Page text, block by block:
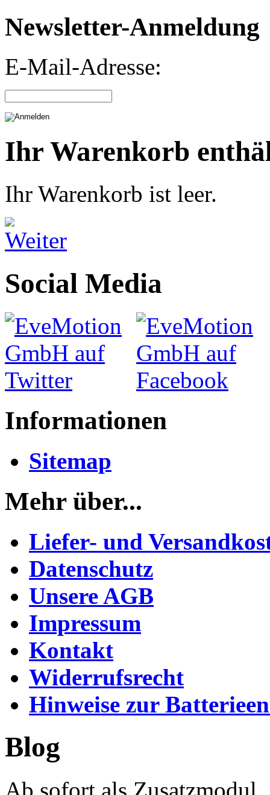
Newsletter-Anmeldung
E-Mail-Adresse:
Ihr Warenkorb
Ihr Warenkorb ist leer.
Social Media
Informationen
Sitemap
Mehr über...
Liefer- und
Datenschutz
Unsere AGB
Impressum
Kontakt
Widerrufsrecht
Hinweise zur
Blog
Ab sofort als Zusatzmodul.